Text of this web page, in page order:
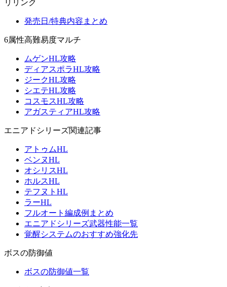
リリンク
発売日/特典内容まとめ
6属性高難易度マルチ
ムゲンHL攻略
ディアスポラHL攻略
ジークHL攻略
シエテHL攻略
コスモスHL攻略
アガスティアHL攻略
エニアドシリーズ関連記事
アトゥムHL
ベンヌHL
オシリスHL
ホルスHL
テフヌトHL
ラーHL
フルオート編成例まとめ
エニアドシリーズ武器性能一覧
覚醒システムのおすすめ強化先
ボスの防御値
ボスの防御値一覧